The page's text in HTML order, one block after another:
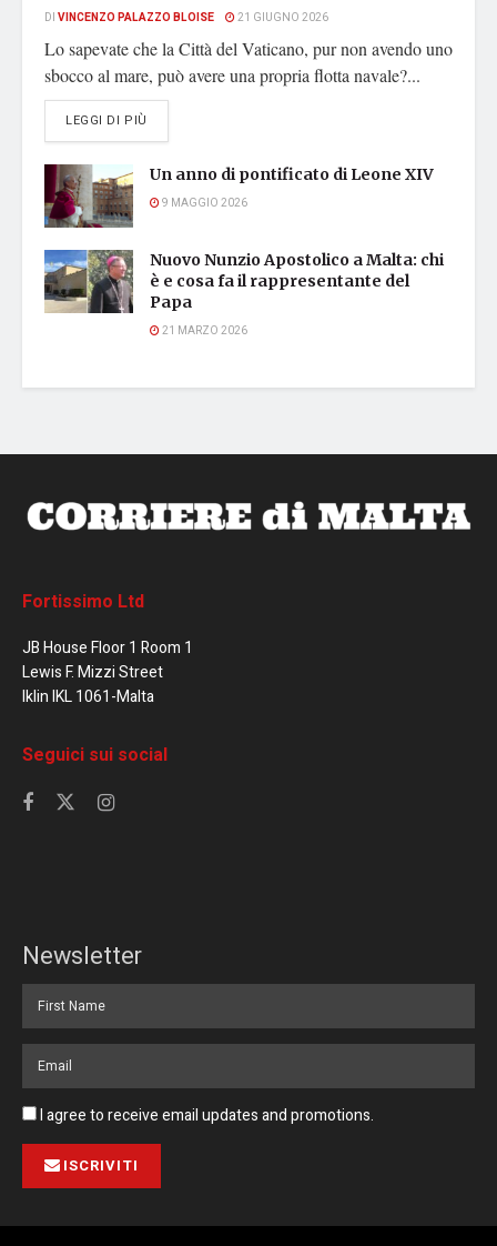
DI VINCENZO PALAZZO BLOISE 21 GIUGNO 2026
Lo sapevate che la Città del Vaticano, pur non avendo uno
sbocco al mare, può avere una propria flotta navale?...
LEGGI DI PIÙ
Un anno di pontificato di Leone XIV
9 MAGGIO 2026
Nuovo Nunzio Apostolico a Malta: chi
è e cosa fa il rappresentante del
Papa
21 MARZO 2026
Fortissimo Ltd
JB House Floor 1 Room 1
Lewis F. Mizzi Street
Iklin IKL 1061-Malta
Seguici sui social
Newsletter
I agree to receive email updates and promotions.
ISCRIVITI